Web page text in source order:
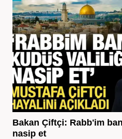
Bakan Çiftçi: Rabb'im
nasip et